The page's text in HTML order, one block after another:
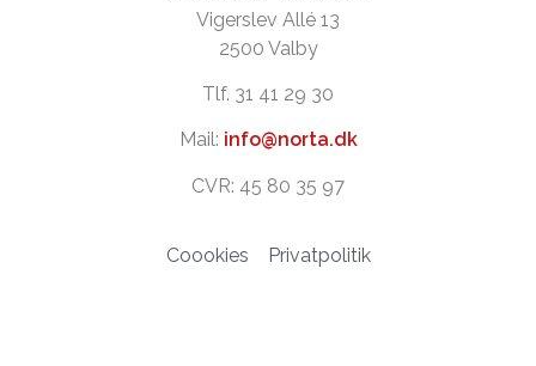
Vigerslev Allé 13
2500 Valby
Tlf. 31 41 29 30
Mail: info@norta.dk
CVR: 45 80 35 97
Coookies Privatpolitik